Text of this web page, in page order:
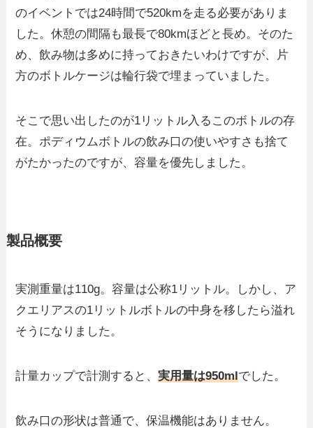
のイベントでは24時間で520kmを走る必要がありま
した。休憩の間隔も最長で80kmほどと長め。そのた
め、飲み物は多めに持っておきたいわけですが、片
方のボトルケージは輪行袋で埋まっていました。
そこで思い出したのが1リットル入るこのボトルの存
在。ポディウムボトルの飲み口の使いやすさも捨て
がたかったのですが、容量を優先しました。
製品概要
実測重量は110g。容量は公称1リットル。しかし、ア
クエリアスの1リットルボトルの中身を移したら溢れ
そうになりました。
計量カップで計測すると、実用量は950mlでした。
飲み口の形状は普通で、保温機能はありません。